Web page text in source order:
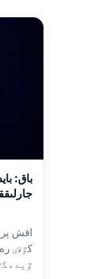
باق:
اقش
كٷنٸ